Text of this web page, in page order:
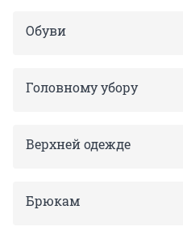
Обуви
Головному убору
Верхней одежде
Брюкам